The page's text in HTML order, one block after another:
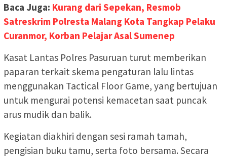
Baca Juga: Kurang dari Sepekan, Resmob
Satreskrim Polresta Malang Kota Tangkap Pelaku
Curanmor, Korban Pelajar Asal Sumenep
Kasat Lantas Polres Pasuruan turut memberikan
paparan terkait skema pengaturan lalu lintas
menggunakan Tactical Floor Game, yang bertujuan
untuk mengurai potensi kemacetan saat puncak
arus mudik dan balik.
Kegiatan diakhiri dengan sesi ramah tamah,
pengisian buku tamu, serta foto bersama. Secara